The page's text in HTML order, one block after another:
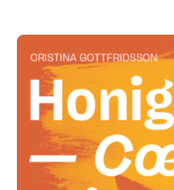
Theaterclub für
Stücke
Geschichte
Ensemble